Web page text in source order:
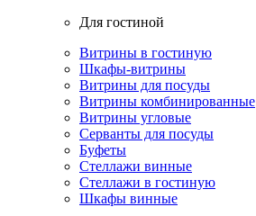
Для гостиной
Витрины в гостиную
Шкафы-витрины
Витрины для посуды
Витрины комбинированные
Витрины угловые
Серванты для посуды
Буфеты
Стеллажи винные
Стеллажи в гостиную
Шкафы винные